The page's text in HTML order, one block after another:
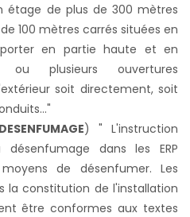
étage de plus de 300 mètres
100 mètres carrés situées en
en partie haute et en
plusieurs ouvertures
soit directement, soit
DESENFUMAGE) " L'instruction
dans les ERP
de désenfumer. Les
la constitution de l'installation
être conformes aux textes